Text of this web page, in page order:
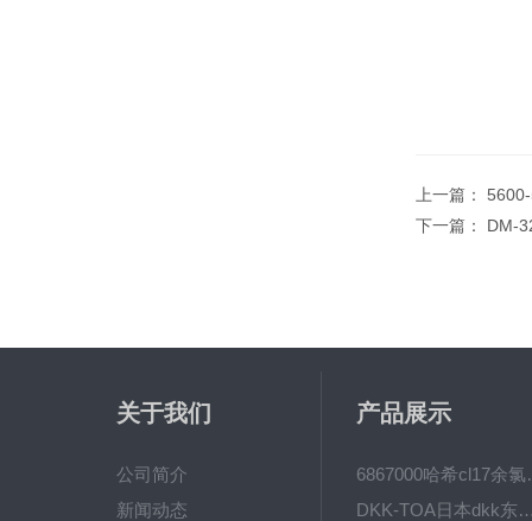
上一篇：
下一篇： DM-
关于我们
公司简介
新闻动态
产品展示
6867000
DKK-TOA日本dkk东亚电